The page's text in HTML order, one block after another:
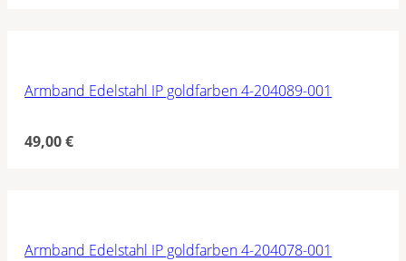
Armband Edelstahl IP goldfarben 4-204089-001
49,00€
Armband Edelstahl IP goldfarben 4-204078-001